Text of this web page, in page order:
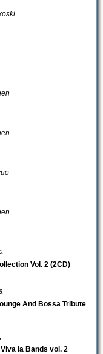
Vol. 2 (2CD)
And Bossa Tribute
la Bands vol. 2